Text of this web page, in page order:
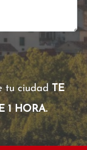
tu ciudad TE
1 HORA.